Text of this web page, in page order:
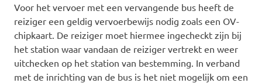
Voor het vervoer met een vervangende bus heeft de
reiziger een geldig vervoerbewijs nodig zoals een OV-
chipkaart. De reiziger moet hiermee ingecheckt zijn bij
het station waar vandaan de reiziger vertrekt en weer
uitchecken op het station van bestemming. In verband
met de inrichting van de bus is het niet mogelijk om een